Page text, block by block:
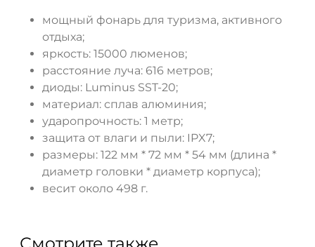
мощный фонарь для туризма, активного
отдыха;
яркость: 15000 люменов;
расстояние луча: 616 метров;
диоды: Luminus SST-20;
материал: сплав алюминия;
ударопрочность: 1 метр;
защита от влаги и пыли: IPX7;
размеры: 122 мм * 72 мм * 54 мм (длина *
диаметр головки * диаметр корпуса);
весит около 498 г.